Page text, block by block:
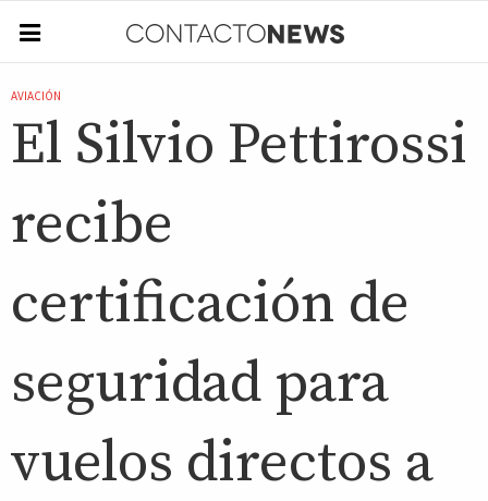
AVIACIÓN
El Silvio Pettirossi
recibe
certificación de
seguridad para
vuelos directos a